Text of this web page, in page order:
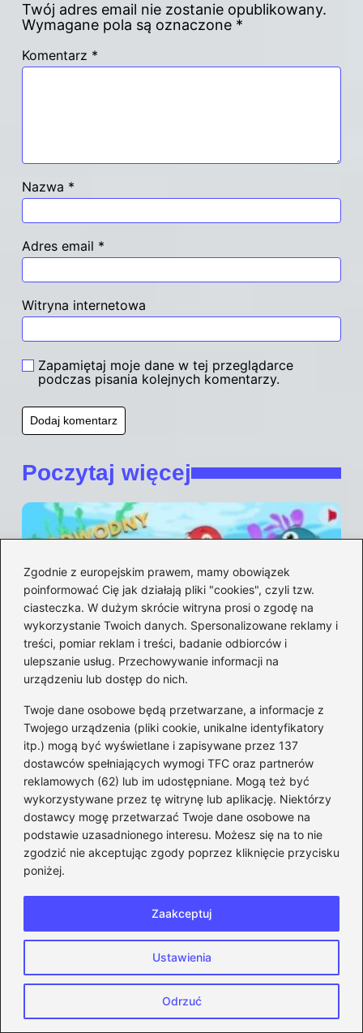
Zgodnie z europejskim prawem, mamy obowiązek
poinformować Cię jak działają pliki "cookies", czyli tzw.
ciasteczka. W dużym skrócie witryna prosi o zgodę na
wykorzystanie Twoich danych. Spersonalizowane reklamy i
treści, pomiar reklam i treści, badanie odbiorców i
ulepszanie usług. Przechowywanie informacji na
urządzeniu lub dostęp do nich.
Twoje dane osobowe będą przetwarzane, a informacje z
Twojego urządzenia (pliki cookie, unikalne identyfikatory
itp.) mogą być wyświetlane i zapisywane przez 137
dostawców spełniających wymogi TFC oraz partnerów
reklamowych (62) lub im udostępniane. Mogą też być
wykorzystywane przez tę witrynę lub aplikację. Niektórzy
dostawcy mogę przetwarzać Twoje dane osobowe na
podstawie uzasadnionego interesu. Możesz się na to nie
zgodzić nie akceptując zgody poprzez kliknięcie przycisku
poniżej.
Ustawienia
Odrzuć
Zaakceptuj
Twój adres email nie zostanie opublikowany.
Wymagane pola są oznaczone *
Komentarz *
Nazwa *
Adres email *
Witryna internetowa
Zapamiętaj moje dane w tej przeglądarce
podczas pisania kolejnych komentarzy.
Poczytaj więcej
Androidzie bez lagów: skuteczne porady
2026-06-10
SSD zagwarantuje maksymalną